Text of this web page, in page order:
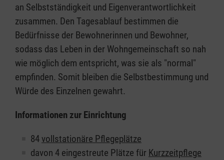
an Selbstständigkeit und Eigenverantwortlichkeit
zusammen. Den Tagesablauf bestimmen die
Bedürfnisse der Bewohnerinnen und Bewohner,
sodass das Leben in der Wohngemeinschaft so nah
wie möglich dem entspricht, was sie als "normal"
empfinden. Somit bleiben die Selbstbestimmung und
Würde des Einzelnen gewahrt.
Informationen zur Einrichtung
84vollstationäre Pflegeplätze
davon 4 eingestreute Plätze für Kurzzeitpflege